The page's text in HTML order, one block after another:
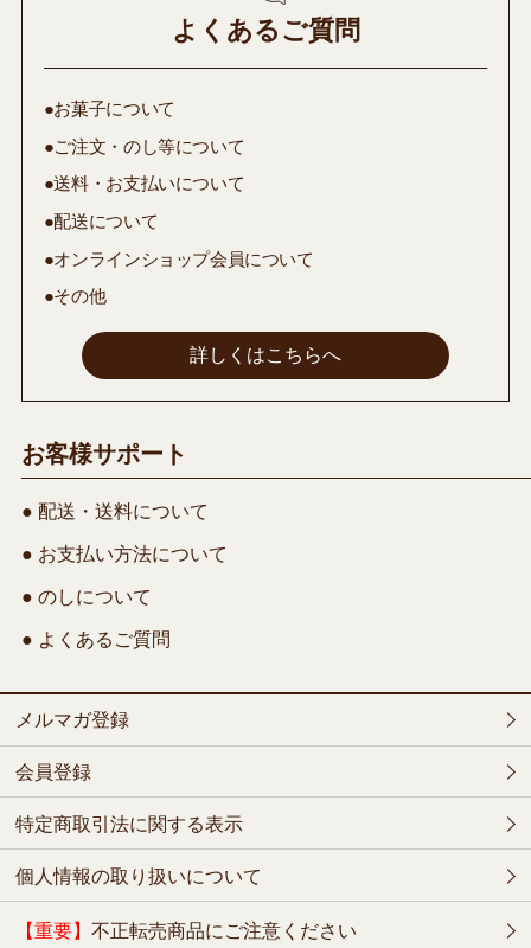
よくあるご質問
●お菓子について
●ご注文・のし等について
●送料・お支払いについて
●配送について
●オンラインショップ会員について
●その他
詳しくはこちらへ
お客様サポート
● 配送・送料について
● お支払い方法について
● のしについて
● よくあるご質問
メルマガ登録
会員登録
特定商取引法に関する表示
個人情報の取り扱いについて
【重要】不正転売商品にご注意ください